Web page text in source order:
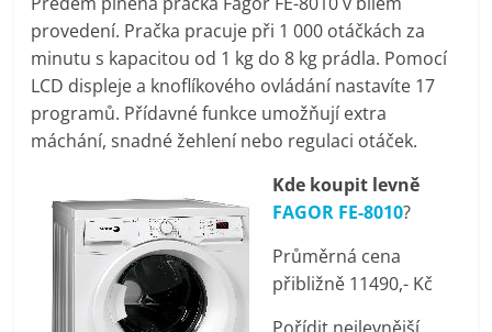
pračky,
televize,
notebooky,
mobilní
telefony,
provedení. Pračka pracuje při 1 000 otáčkách za
minutu s kapacitou od 1 kg do 8 kg prádla. Pomocí
LCD displeje a knoflíkového ovládání nastavíte 17
programů. Přídavné funkce umožňují extra
máchání, snadné žehlení nebo regulaci otáček.
Kde koupit levně
FAGOR FE-8010?
Průměrná cena
přibližně 11490,- Kč